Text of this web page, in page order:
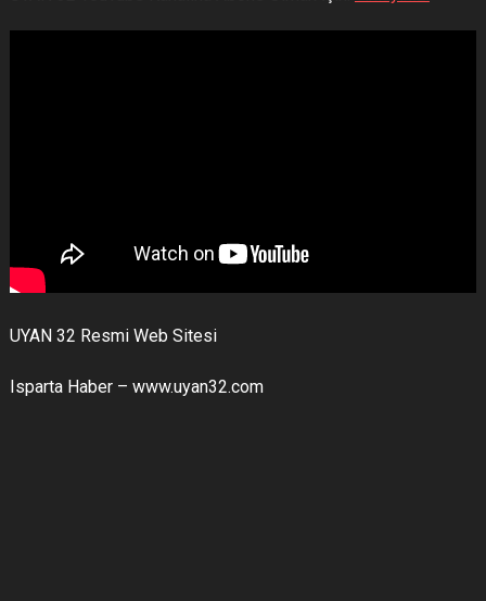
UYAN 32 Resmi Web Sitesi
Isparta Haber – www.uyan32.com